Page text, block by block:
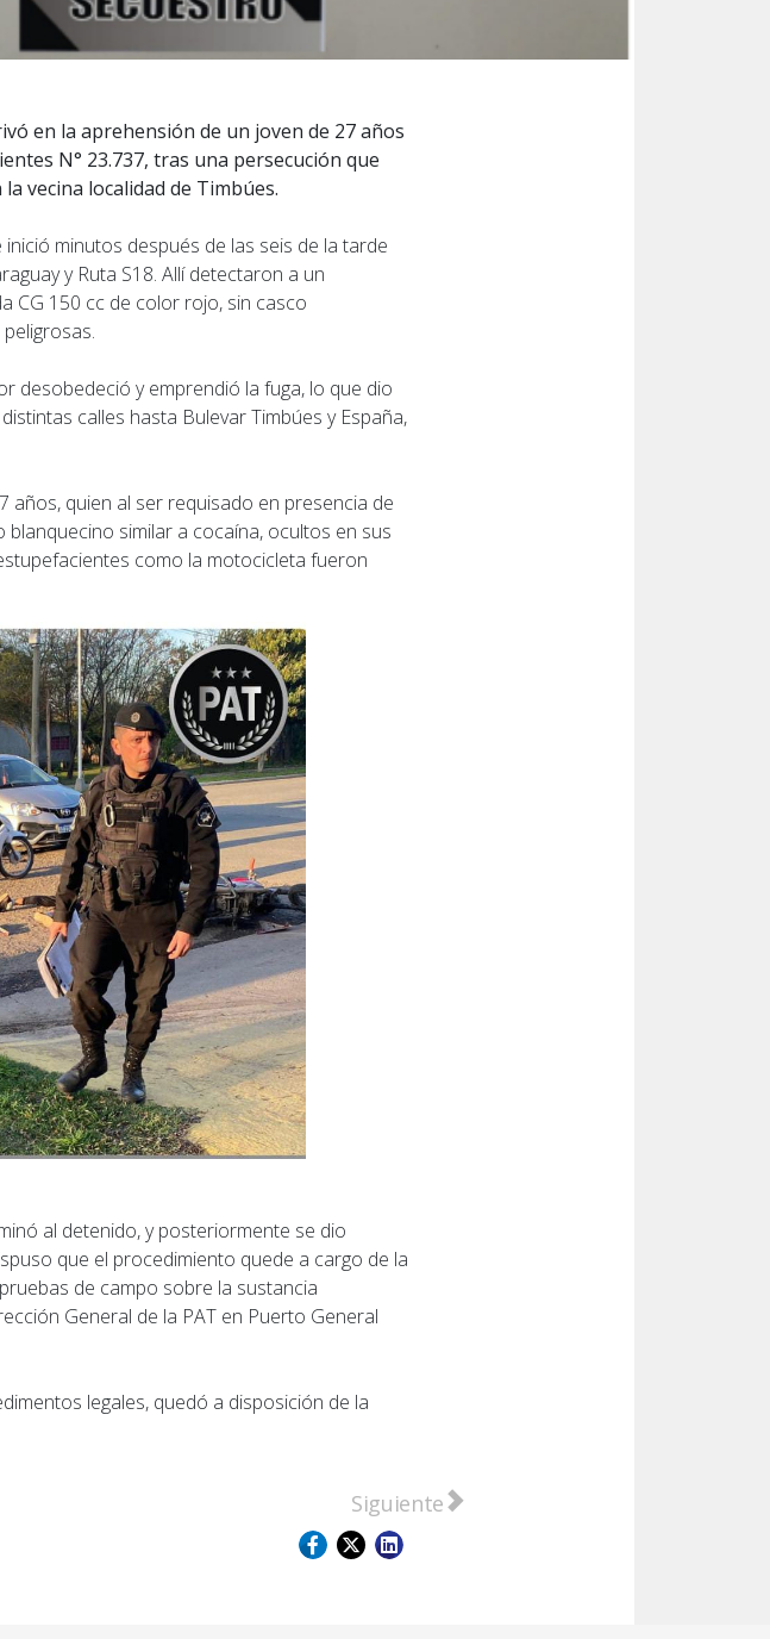
en la aprehensión de un joven de 27 años
N° 23.737, tras una persecución que
vecina localidad de Timbúes.
minutos después de las seis de la tarde
y Ruta S18. Allí detectaron a un
CG 150 cc de color rojo, sin casco
desobedeció y emprendió la fuga, lo que dio
calles hasta Bulevar Timbúes y España,
años, quien al ser requisado en presencia de
similar a cocaína, ocultos en sus
como la motocicleta fueron
al detenido, y posteriormente se dio
que el procedimiento quede a cargo de la
de campo sobre la sustancia
General de la PAT en Puerto General
legales, quedó a disposición de la
San Lorenzo: robaron 50 mil dólaresArtículo siguiente: Alerta en la región:
Siguiente